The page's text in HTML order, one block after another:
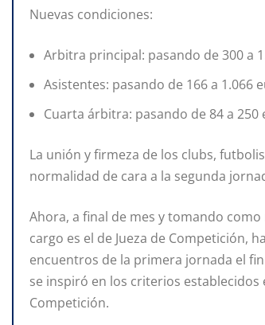
Nuevas condiciones:
Arbitra principal: pasando de 300 a
Asistentes: pasando de 166 a 1.066
Cuarta árbitra: pasando de 84 a
La unión y firmeza de los clubs,
normalidad de cara a la segunda
Ahora, a final de mes y tomando
cargo es el de Jueza de Competición,
encuentros de la primera jornada el
se inspiró en los criterios establecidos
Competición.